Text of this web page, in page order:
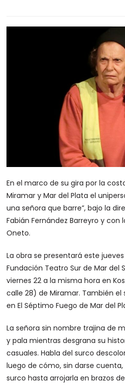
En el marco de su gira por la
Miramar y Mar del Plata el
una señora que barre”, bajo la
Fabián Fernández Barreyro y con
Oneto.
La obra se presentará este jueves
Fundación Teatro Sur de Mar del
viernes 22 a la misma hora en
calle 28) de Miramar. También el
en El Séptimo Fuego de Mar del
La señora sin nombre trajina de
y pala mientras desgrana su
casuales. Habla del surco
luego de cómo, sin darse
surco hasta arrojarla en brazos